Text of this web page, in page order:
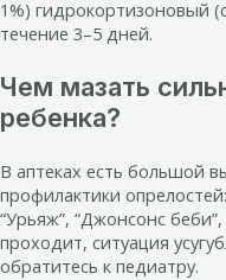
1%) гидрокортизоновый
течение 3–5 дней.
Чем мазать
ребенка?
В аптеках есть большой
профилактики
“Урьяж”, “Джонсонс
проходит, ситуация
обратитесь к педиатру.